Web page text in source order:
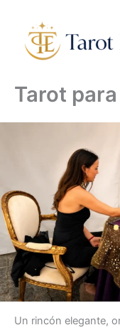
contenido
Tarot
Un rincón elegante,